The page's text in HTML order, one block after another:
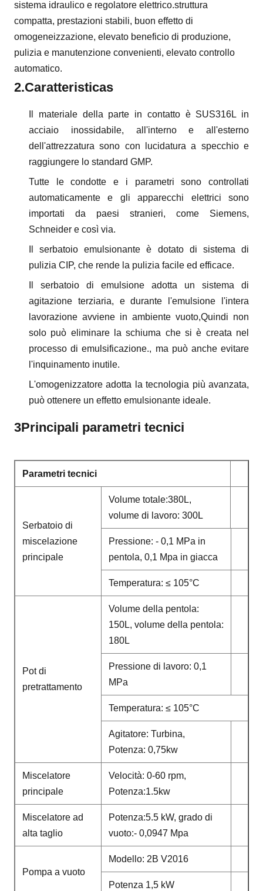
sistema idraulico e regolatore elettrico.struttura
compatta, prestazioni stabili, buon effetto di
omogeneizzazione, elevato beneficio di produzione,
pulizia e manutenzione convenienti, elevato controllo
automatico.
2.Caratteristicas
Il materiale della parte in contatto è SUS316L in
acciaio inossidabile, all'interno e all'esterno
dell'attrezzatura sono con lucidatura a specchio e
raggiungere lo standard GMP.
Tutte le condotte e i parametri sono controllati
automaticamente e gli apparecchi elettrici sono
importati da paesi stranieri, come Siemens,
Schneider e così via.
Il serbatoio emulsionante è dotato di sistema di
pulizia CIP, che rende la pulizia facile ed efficace.
Il serbatoio di emulsione adotta un sistema di
agitazione terziaria, e durante l'emulsione l'intera
lavorazione avviene in ambiente vuoto,Quindi non
solo può eliminare la schiuma che si è creata nel
processo di emulsificazione., ma può anche evitare
l'inquinamento inutile.
L'omogenizzatore adotta la tecnologia più avanzata,
può ottenere un effetto emulsionante ideale.
3Principali parametri tecnici
Parametri tecnici
Serbatoio di
miscelazione
principale
Volume totale:380L,
volume di lavoro: 300L
Pressione: - 0,1 MPa in
pentola, 0,1 Mpa in giacca
Temperatura: ≤ 105°C
Pot di
pretrattamento
Volume della pentola:
150L, volume della pentola:
180L
Pressione di lavoro: 0,1
MPa
Temperatura: ≤ 105°C
Agitatore: Turbina,
Potenza: 0,75kw
Miscelatore
principale
Velocità: 0-60 rpm,
Potenza:1.5kw
Miscelatore ad
alta taglio
Potenza:5.5 kW, grado di
vuoto:- 0,0947 Mpa
Pompa a vuoto
Modello: 2B V2016
Potenza 1,5 kW